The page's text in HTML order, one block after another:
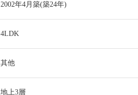
2002年4月築(築24年)
4LDK
其他
地上3層